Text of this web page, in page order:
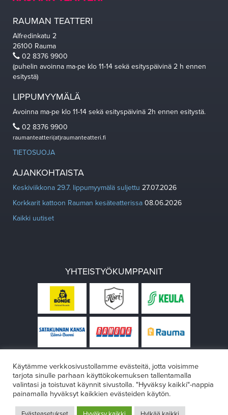
RAUMAN TEATTERI
Alfredinkatu 2
26100 Rauma
02 8376 9900
(puhelin avoinna ma-pe klo 11-14 sekä esityspäivinä 2 h ennen
esitystä)
LIPPUMYYMÄLÄ
Avoinna ma-pe klo 11-14 sekä esityspäivinä 2h ennen esitystä.
02 8376 9900
raumanteatteri(at)raumanteatteri.fi
TIETOSUOJA
AJANKOHTAISTA
Keskiviikkona 29.7. lippumyymälä suljettu 27.07.2026
Korkkarit kattoon Rauman kesäteatterissa 08.06.2026
Kaikki uutiset
YHTEISTYÖKUMPPANIT
Käytämme verkkosivustollamme evästeitä, jotta voisimme
tarjota sinulle parhaan käyttökokemuksen tallentamalla
valintasi ja toistuvat käynnit sivustolla. "Hyväksy kaikki"-nappia
painamalla hyväksyt kaikkien evästeiden käytön.